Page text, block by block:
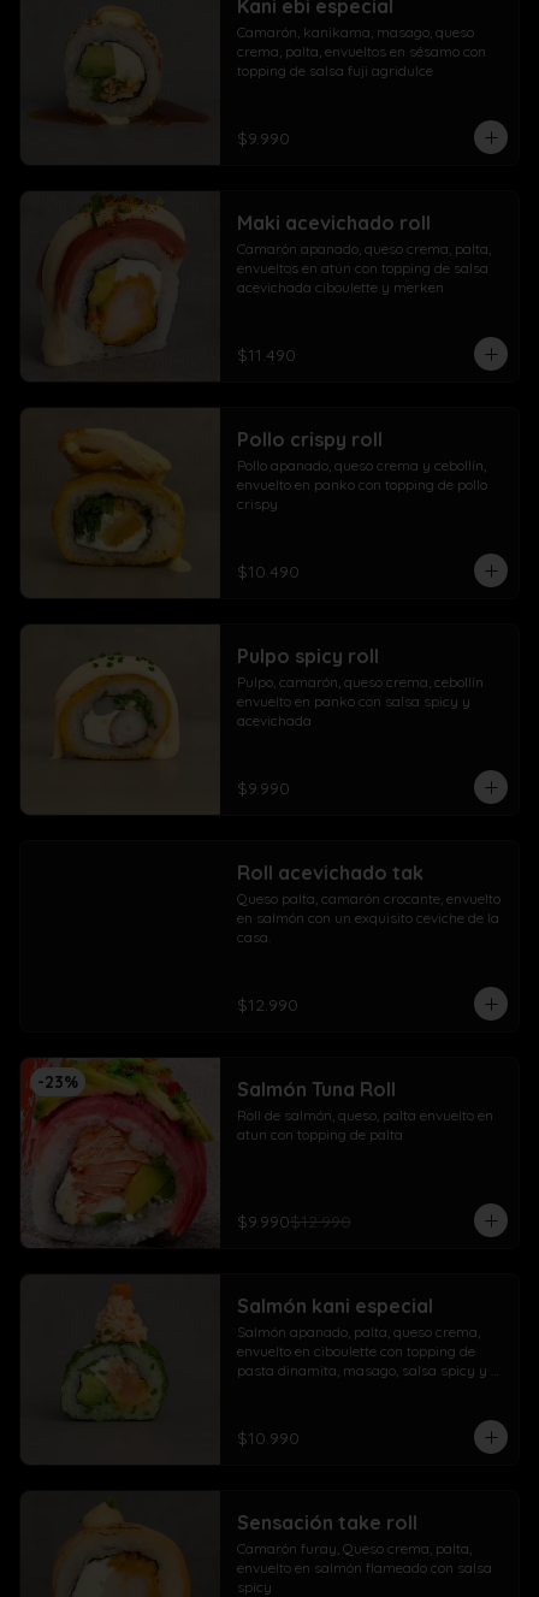
Kani ebi especial
Camarón, kanikama, masago, queso
crema, palta, envueltos en sésamo con
topping de salsa fuji agridulce
$9.990
Maki acevichado roll
Camarón apanado, queso crema, palta,
envueltos en atún con topping de salsa
acevichada ciboulette y merken
$11.490
Pollo crispy roll
Pollo apanado, queso crema y cebollín,
envuelto en panko con topping de pollo
crispy
$10.490
Pulpo spicy roll
Pulpo, camarón, queso crema, cebollín
envuelto en panko con salsa spicy y
acevichada
$9.990
Roll acevichado tak
Queso palta, camarón crocante, envuelto
en salmón con un exquisito ceviche de la
casa.
$12.990
-23% Salmón Tuna Roll
Roll de salmón, queso, palta envuelto en
atun con topping de palta
$9.990$12.990
Salmón kani especial
Salmón apanado, palta, queso crema,
envuelto en ciboulette con topping de
pasta dinamita, masago, salsa spicy y
$10.990
Sensación take roll
Camarón furay, Queso crema, palta,
envuelto en salmón flameado con salsa
spicy